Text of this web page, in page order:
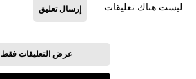
ليست هناك تعليقات إرسال تعليق
عرض التعليقات فقط